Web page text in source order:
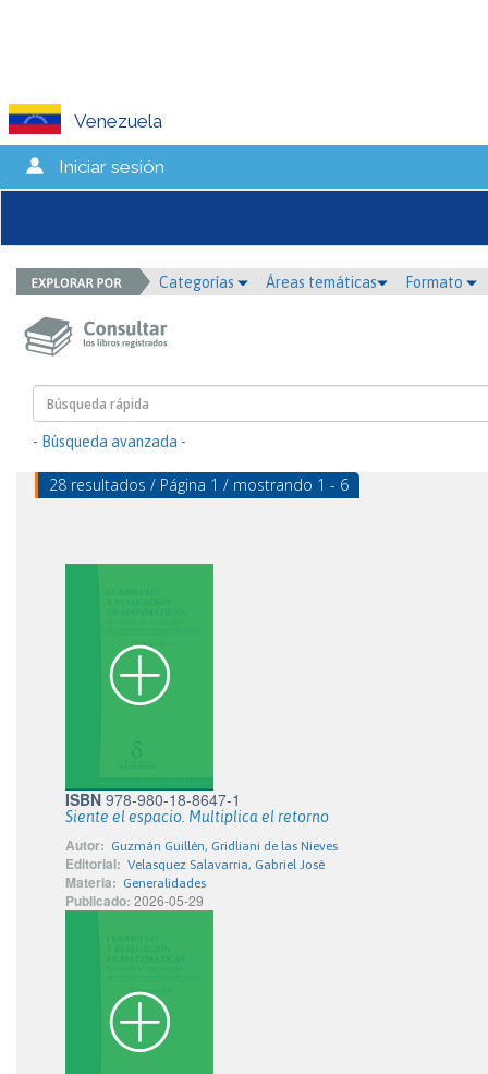
Venezuela
Iniciar sesión
Categorías Áreas temáticas Formato
- Búsqueda avanzada -
28 resultados / Página 1 / mostrando 1 - 6
ISBN 978-980-18-8647-1
Siente el espacio. Multiplica el retorno
Autor: Guzmán Guillén, Gridliani de las Nieves
Editorial: Velasquez Salavarria, Gabriel José
Materia: Generalidades
Publicado: 2026-05-29